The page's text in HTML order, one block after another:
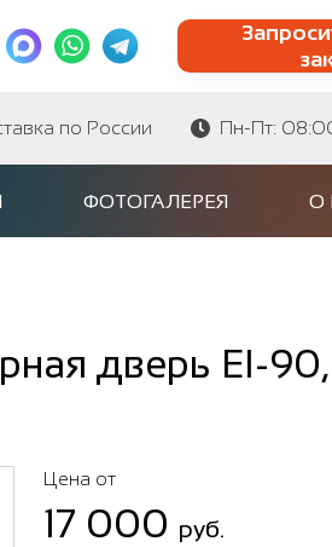
Найти по сайту
по России Пн-Пт:
ФОТОГАЛЕРЕЯ О
дверь EI-90,
Цена от
17 000 руб.